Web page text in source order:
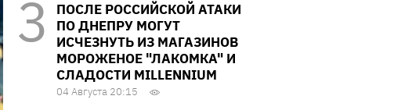
ПОСЛЕ РОССИЙСКОЙ АТАКИ
ПО ДНЕПРУ МОГУТ
ИСЧЕЗНУТЬ ИЗ МАГАЗИНОВ
МОРОЖЕНОЕ "ЛАКОМКА" И
СЛАДОСТИ MILLENNIUM
04 Августа 20:15